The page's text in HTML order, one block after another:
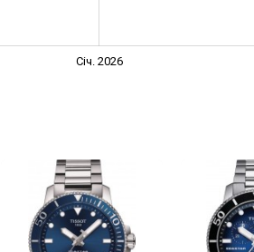
Січ. 2026